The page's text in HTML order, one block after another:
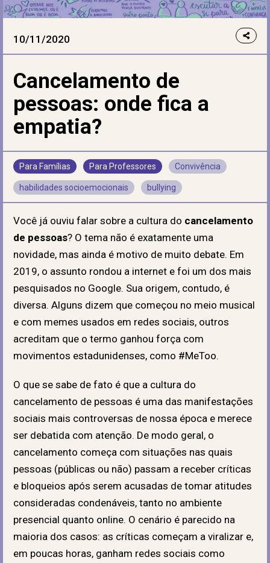
10/11/2020
Cancelamento de
pessoas: onde fica a
empatia?
Para Famílias Para Professores Convivência
habilidades socioemocionais bullying
Você já ouviu falar sobre a cultura do cancelamento
de pessoas? O tema não é exatamente uma
novidade, mas ainda é motivo de muito debate. Em
2019, o assunto rondou a internet e foi um dos mais
pesquisados no Google. Sua origem, contudo, é
diversa. Alguns dizem que começou no meio musical
e com memes usados em redes sociais, outros
acreditam que o termo ganhou força com
movimentos estadunidenses, como #MeToo.
O que se sabe de fato é que a cultura do
cancelamento de pessoas é uma das manifestações
sociais mais controversas de nossa época e merece
ser debatida com atenção. De modo geral, o
cancelamento começa com situações nas quais
pessoas (públicas ou não) passam a receber críticas
e bloqueios após serem acusadas de tomar atitudes
consideradas condenáveis, tanto no ambiente
presencial quanto online. O cenário é parecido na
maioria dos casos: as críticas começam a viralizar e,
em poucas horas, ganham redes sociais como